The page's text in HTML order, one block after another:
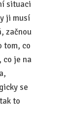
situaci
ji musí
začnou
tom, co
co je na
se
to